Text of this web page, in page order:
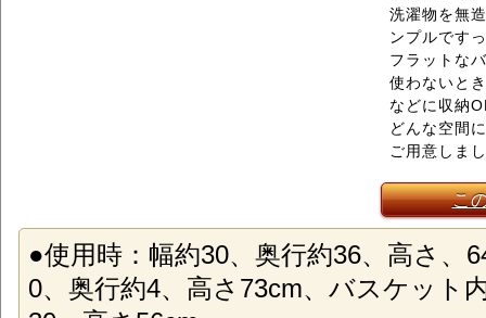
洗濯物を無
ンプルです
フラットな
使わないと
などに収納
どんな空間
ご用意しま
こ
●使用時：幅約30、奥行約36、高さ、
0、奥行約4、高さ73cm、バスケット